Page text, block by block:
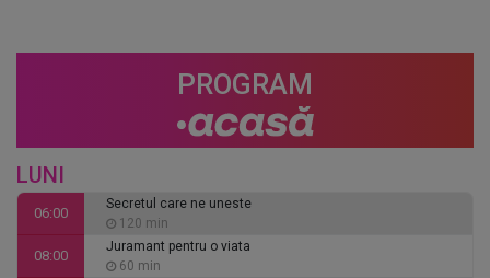
PROGRAM
LUNI
06:00
Secretul care ne uneste
120 min
08:00
Juramant pentru o viata
60 min